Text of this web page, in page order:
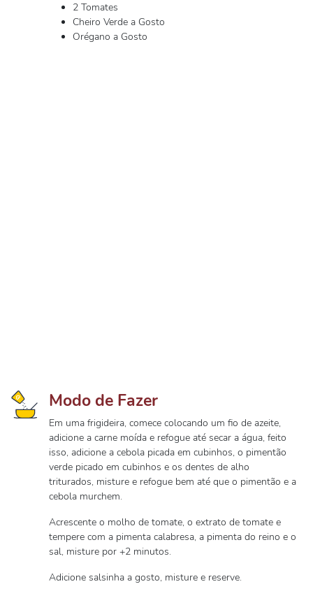
2 Tomates
Cheiro Verde a Gosto
Orégano a Gosto
Modo de Fazer
Em uma frigideira, comece colocando um fio de azeite,
adicione a carne moída e refogue até secar a água, feito
isso, adicione a cebola picada em cubinhos, o pimentão
verde picado em cubinhos e os dentes de alho
triturados, misture e refogue bem até que o pimentão e a
cebola murchem.
Acrescente o molho de tomate, o extrato de tomate e
tempere com a pimenta calabresa, a pimenta do reino e o
sal, misture por +2 minutos.
Adicione salsinha a gosto, misture e reserve.